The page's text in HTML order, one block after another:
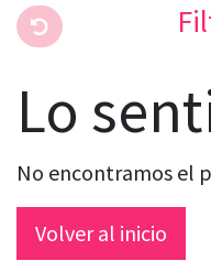
Lo
No encontramos el
Volver al inicio